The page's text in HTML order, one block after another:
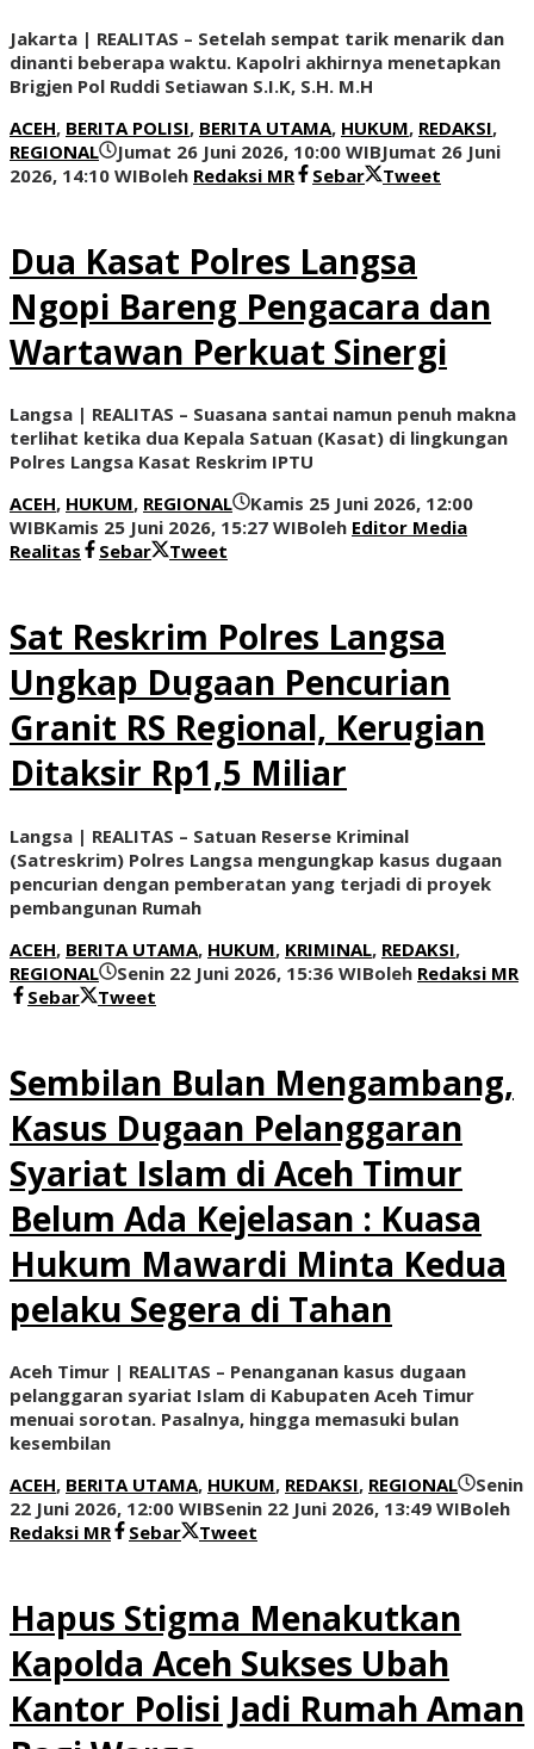
Jakarta | REALITAS – Setelah sempat tarik menarik dan
dinanti beberapa waktu. Kapolri akhirnya menetapkan
Brigjen Pol Ruddi Setiawan S.I.K, S.H. M.H
ACEH, BERITA POLISI, BERITA UTAMA, HUKUM, REDAKSI,
REGIONAL
Jumat 26 Juni 2026, 10:00 WIBJumat 26 Juni
2026, 14:10 WIBoleh Redaksi MR Sebar Tweet
Dua Kasat Polres Langsa
Ngopi Bareng Pengacara dan
Wartawan Perkuat Sinergi
Langsa | REALITAS – Suasana santai namun penuh makna
terlihat ketika dua Kepala Satuan (Kasat) di lingkungan
Polres Langsa Kasat Reskrim IPTU
ACEH, HUKUM, REGIONAL
Kamis 25 Juni 2026, 12:00
WIBKamis 25 Juni 2026, 15:27 WIBoleh Editor Media
Realitas
Sebar Tweet
Sat Reskrim Polres Langsa
Ungkap Dugaan Pencurian
Granit RS Regional, Kerugian
Ditaksir Rp1,5 Miliar
Langsa | REALITAS – Satuan Reserse Kriminal
(Satreskrim) Polres Langsa mengungkap kasus dugaan
pencurian dengan pemberatan yang terjadi di proyek
pembangunan Rumah
ACEH, BERITA UTAMA, HUKUM, KRIMINAL, REDAKSI,
REGIONAL
Senin 22 Juni 2026, 15:36 WIBoleh Redaksi MR
Sebar
Tweet
Sembilan Bulan Mengambang,
Kasus Dugaan Pelanggaran
Syariat Islam di Aceh Timur
Belum Ada Kejelasan : Kuasa
Hukum Mawardi Minta Kedua
pelaku Segera di Tahan
Aceh Timur | REALITAS – Penanganan kasus dugaan
pelanggaran syariat Islam di Kabupaten Aceh Timur
menuai sorotan. Pasalnya, hingga memasuki bulan
kesembilan
ACEH, BERITA UTAMA, HUKUM, REDAKSI, REGIONAL
Senin
22 Juni 2026, 12:00 WIBSenin 22 Juni 2026, 13:49 WIBoleh
Redaksi MR
Sebar Tweet
Hapus Stigma Menakutkan
Kapolda Aceh Sukses Ubah
Kantor Polisi Jadi Rumah Aman